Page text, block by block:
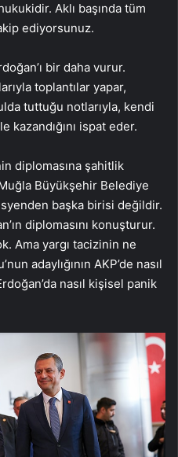
Aklı başında tüm
ediyorsunuz.
bir daha vurur.
toplantılar yapar,
tuttuğu notlarıyla, kendi
kazandığını ispat eder.
diplomasına şahitlik
Büyükşehir Belediye
başka birisi değildir.
diplomasını konuşturur.
Ama yargı tacizinin ne
adaylığının AKP’de nasıl
nasıl kişisel panik